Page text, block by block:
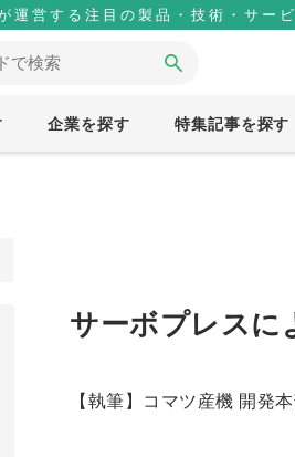
運営する注目の製品・技術・サー
企業を探す 特集記事を探す
サーボプレスに
【執筆】コマツ産機 開